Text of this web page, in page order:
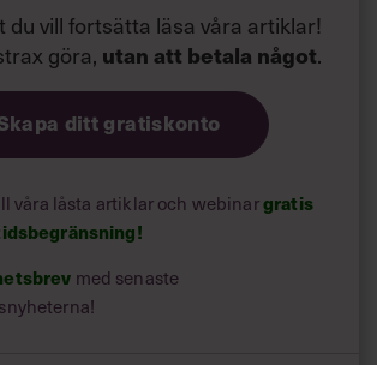
du vill fortsätta läsa våra artiklar!
göra, utan att betala något.
ditt gratiskonto
våra låsta artiklar och webinargratis
med senaste